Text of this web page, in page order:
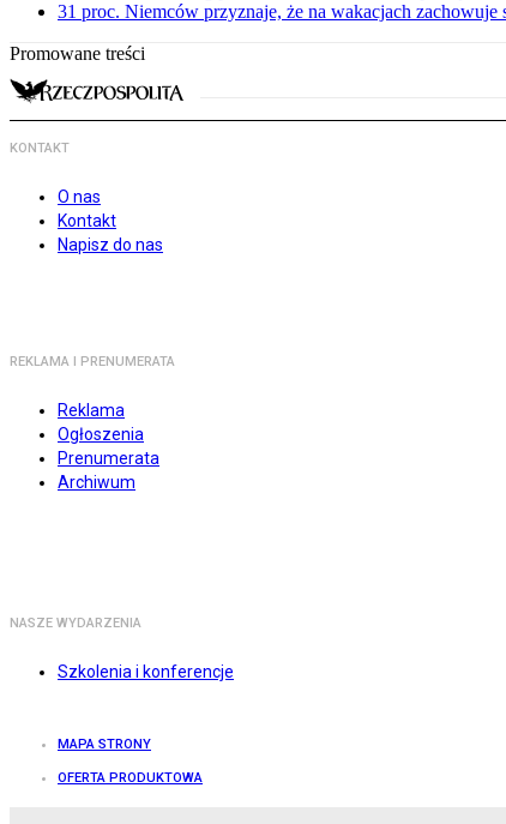
31 proc. Niemców przyznaje, że na wakacjach zachowuje
Promowane treści
KONTAKT
O nas
Kontakt
Napisz do nas
REKLAMA I PRENUMERATA
Reklama
Ogłoszenia
Prenumerata
Archiwum
NASZE WYDARZENIA
Szkolenia i konferencje
MAPA STRONY
OFERTA PRODUKTOWA